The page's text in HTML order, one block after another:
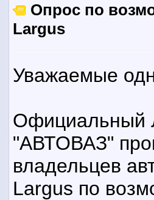
Опрос по
Largus
Уважаемые
Официальный
"АВТОВАЗ"
владельцев
Largus по